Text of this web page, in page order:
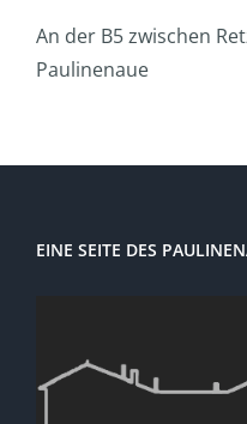
An der B5 zwischen
Paulinenaue
EINE SEITE DES